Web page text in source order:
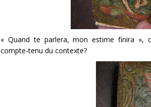
« Quand te parlera, mon estime finira »,
compte-tenu du contexte?